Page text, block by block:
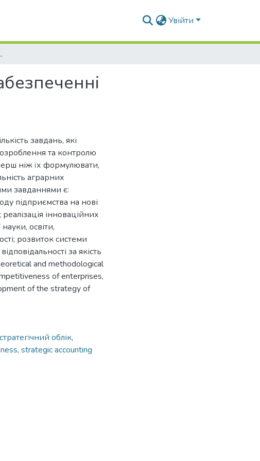
Увійти
підприємства
завдань, які
та контролю
ніж їх формулювати,
аграрних
завданнями є:
підприємства на нові
інноваційних
освіти,
розвиток системи
за якість
and methodological
of enterprises,
of the strategy of
стратегічний облік,
, strategic accounting